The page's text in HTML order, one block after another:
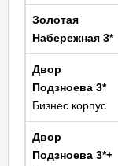
Золотая
Набережная 3*
Двор
Подзноева 3*
Бизнес корпус
Двор
Подзноева 3*+